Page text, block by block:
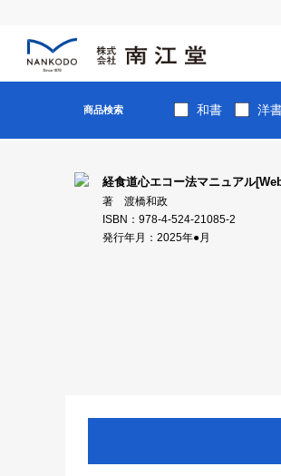
商品検索 和書 洋
経食道心エコー法マニュアル
著 渡橋和政
ISBN：978-4-524-21085-2
発行年月：2025年●月